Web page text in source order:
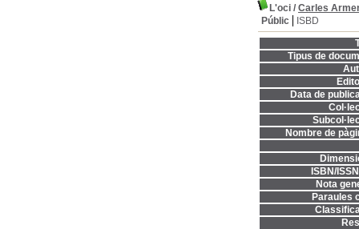
L'oci / Carles
Públic
ISBD
Tipus de
Data de
Nombre de
ISBN/
Nota
Paraules